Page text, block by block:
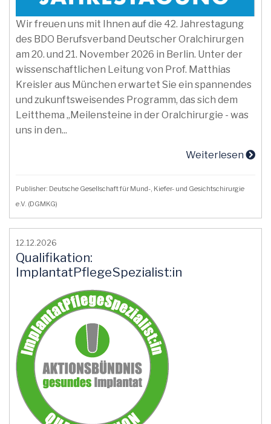
Wir freuen uns mit Ihnen auf die 42. Jahrestagung
des BDO Berufsverband Deutscher Oralchirurgen
am 20. und 21. November 2026 in Berlin. Unter der
wissenschaftlichen Leitung von Prof. Matthias
Kreisler aus München erwartet Sie ein spannendes
und zukunftsweisendes Programm, das sich dem
Leitthema „Meilensteine in der Oralchirurgie - was
uns in den...
Weiterlesen
Publisher: Deutsche Gesellschaft für Mund-, Kiefer- und Gesichtschirurgie
e.V. (DGMKG)
12.12.2026
Qualifikation:
ImplantatPflegeSpezialist:in